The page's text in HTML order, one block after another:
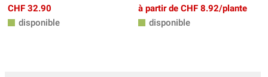
CHF 32.90
disponible
à partir de CHF 8.92/plante
disponible